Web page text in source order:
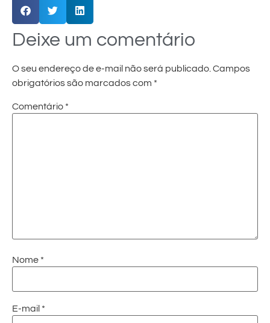
Deixe um comentário
O seu endereço de e-mail não será publicado. Campos
obrigatórios são marcados com *
Comentário *
Nome *
E-mail *